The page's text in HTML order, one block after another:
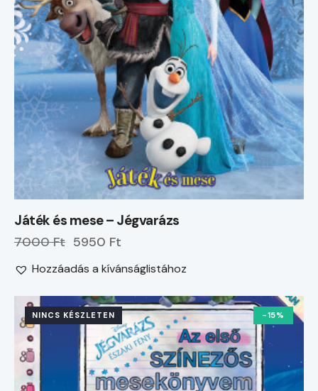
Játék és mese – Jégvarázs
7000 Ft 5950 Ft
Hozzáadás a kívánságlistához
NINCS KÉSZLETEN -15%